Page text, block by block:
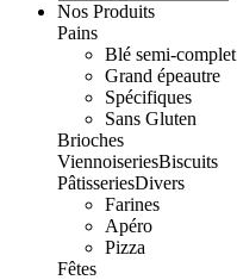
Nos Produits
Pains
Blé semi-complet
Grand épeautre
Spécifiques
Sans Gluten
Brioches
ViennoiseriesBiscuits
PâtisseriesDivers
Farines
Apéro
Pizza
Fêtes